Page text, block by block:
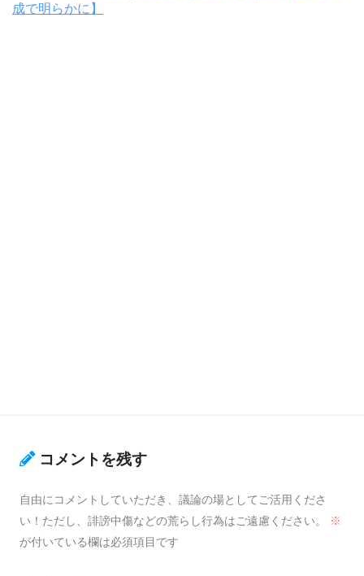
成で明らかに】
コメントを残す
自由にコメントしていただき、議論の場としてご活用くださ
い！ただし、誹謗中傷などの荒らし行為はご遠慮ください。
※
が付いている欄は必須項目です